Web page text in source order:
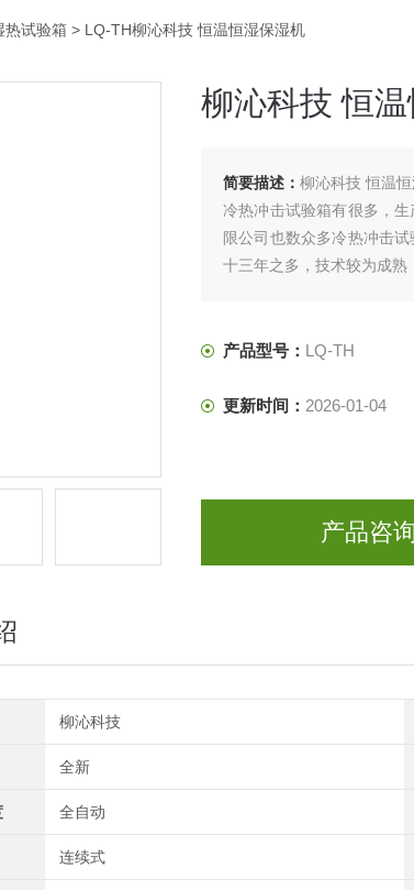
热试验箱 > LQ-TH柳沁科技 恒温恒湿保湿机
柳沁科技 恒
简要描述： 柳沁科技 恒温
冷热冲击试验箱有很多，
限公司也数众多冷热冲击
十三年之多，技术较为成熟
产品型号： LQ-TH
更新时间： 2026-01-04
产品咨询
柳沁科技
全新
全自动
连续式